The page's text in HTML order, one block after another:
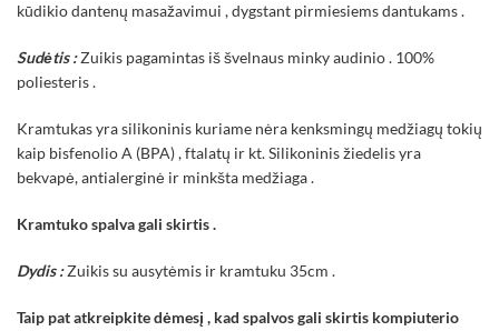
kūdikio dantenų masažavimui , dygstant pirmiesiems dantukams .
Sudėtis :Zuikis pagamintas iš švelnaus minky audinio . 100%
poliesteris .
Kramtukas yra silikoninis kuriame nėra kenksmingų medžiagų tokių
kaip bisfenolio A (BPA) , ftalatų ir kt. Silikoninis žiedelis yra
bekvapė, antialerginė ir minkšta medžiaga .
Kramtuko spalva gali skirtis .
Dydis :Zuikis su ausytėmis ir kramtuku 35cm .
Taip pat atkreipkite dėmesį , kad spalvos gali skirtis kompiuterio